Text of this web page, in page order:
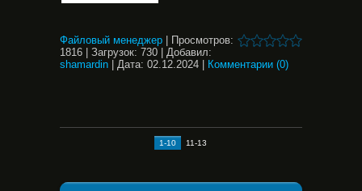
Файловый менеджер
Просмотров:
1816
Загрузок: 730
Добавил:
shamardin
Дата: 02.12.2024 Комментарии (0)
1-10 11-13